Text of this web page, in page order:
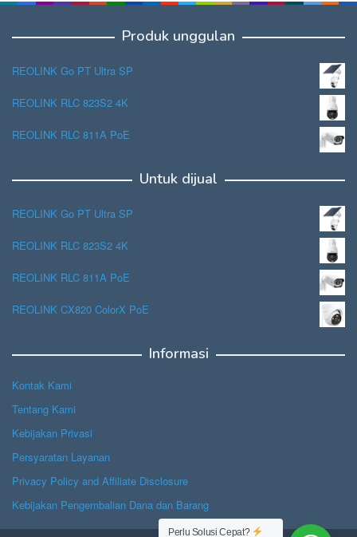
Produk unggulan
REOLINK Go PT Ultra SP
REOLINK RLC 823S2 4K
REOLINK RLC 811A PoE
Untuk dijual
REOLINK Go PT Ultra SP
REOLINK RLC 823S2 4K
REOLINK RLC 811A PoE
REOLINK CX820 ColorX PoE
Informasi
Kontak Kami
Tentang Kami
Kebijakan Privasi
Persyaratan Layanan
Privacy Policy and Affiliate Disclosure
Kebijakan Pengembalian Dana dan Barang
Perlu Solusi Cepat?